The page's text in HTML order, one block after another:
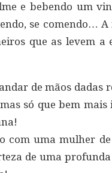
e bebendo um
se comendo… A
que as levem a
de mãos dadas
só que bem
com uma mulher
de uma